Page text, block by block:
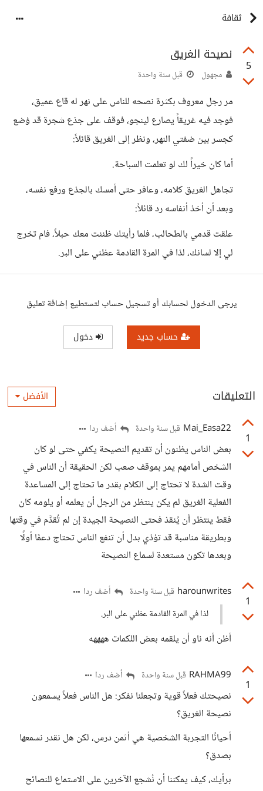
ثقافة
5
نصيحة الغريق
مجهول قبل سنة واحدة
مر رجل معروف بكثرة نصحه للناس على نهر له قاع عميق،
فوجد فيه غريقاً يصارع لينجو، فوقف على جذع شجرة قد وُضع
كجسر بين ضفتي النهر، ونظر إلى الغريق قائلاً:
أما كان خيراً لك لو تعلمت السباحة.
تجاهل الغريق كلامه، وعافر حتى أمسك بالجذع ورفع نفسه،
وبعد أن أخذ أنفاسه رد قائلاً:
علقت قدمي بالطحالب، فلما رأيتك ظننت معك حبلاً، فام تخرج
لي إلا لسانك، لذا في المرة القادمة عظني على البر.
يرجى الدخول لحسابك أو تسجيل حساب لتستطيع إضافة تعليق
حساب جديد دخول
التعليقات الأفضل
1
Mai_Easa22 قبل سنة واحدة أضف ردا
بعض الناس يظنون أن تقديم النصيحة يكفي حتى لو كان
الشخص أمامهم يمر بموقف صعب لكن الحقيقة أن الناس في
وقت الشدة لا تحتاج إلى الكلام بقدر ما تحتاج إلى المساعدة
الفعلية الغريق لم يكن ينتظر من الرجل أن يعلمه أو يلومه كان
فقط ينتظر أن يُنقذ فحتى النصيحة الجيدة إن لم تُقدَّم في وقتها
وبطريقة مناسبة قد تؤذي بدل أن تنفع الناس تحتاج دعمًا أولًا
وبعدها تكون مستعدة لسماع النصيحة
1
harounwrites قبل سنة واحدة
أضف ردا
لذا في المرة القادمة عظني على البر.
أظن أنه ناو أن يلقمه بعض اللكمات ههههه
1
RAHMA99 قبل سنة واحدة أضف ردا
نصيحتك فعلاً قوية وتجعلنا نفكر: هل الناس فعلاً يسمعون
نصيحة الغريق؟
أحيانًا التجربة الشخصية هي أثمن درس، لكن هل نقدر نسمعها
بصدق؟
برأيك، كيف يمكننا أن نُشجع الآخرين على الاستماع للنصائح